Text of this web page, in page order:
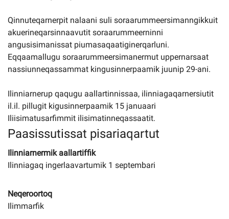
Qinnuteqarnerpit nalaani suli soraarummeersimanngikkuit
akuerineqarsinnaavutit soraarummeerninni
angusisimanissat piumasaqaatiginerqarluni.
Eqqaamallugu soraarummeersimanermut uppernarsaat
nassiunneqassammat kingusinnerpaamik juunip 29-ani.
Ilinniarnerup qaqugu aallartinnissaa, ilinniagaqarnersiutit
il.il. pillugit kigusinnerpaamik 15 januaari
Iliisimatusarfimmit ilisimatinneqassaatit.
Paasissutissat pisariaqartut
Ilinniarnermik aallartiffik
Ilinniagaq ingerlaavartumik 1 septembari
Neqeroortoq
Ilimmarfik